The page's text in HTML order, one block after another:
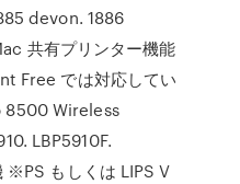
devon. 1886
共有プリンター機能
Free では対応してい
8500 Wireless
LBP5910F.
※PS もしくは LIPS V